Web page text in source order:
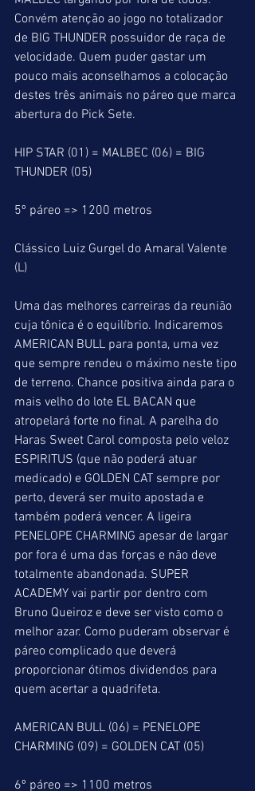
Convém atenção ao jogo no totalizador
de BIG THUNDER possuidor de raça de
velocidade. Quem puder gastar um
pouco mais aconselhamos a colocação
destes três animais no páreo que marca
abertura do Pick Sete.
HIP STAR (01) = MALBEC (06) = BIG
THUNDER (05)
5º páreo => 1200 metros
Clássico Luiz Gurgel do Amaral Valente
(L)
Uma das melhores carreiras da reunião
cuja tônica é o equilíbrio. Indicaremos
AMERICAN BULL para ponta, uma vez
que sempre rendeu o máximo neste tipo
de terreno. Chance positiva ainda para o
mais velho do lote EL BACAN que
atropelará forte no final. A parelha do
Haras Sweet Carol composta pelo veloz
ESPIRITUS (que não poderá atuar
medicado) e GOLDEN CAT sempre por
perto, deverá ser muito apostada e
também poderá vencer. A ligeira
PENELOPE CHARMING apesar de largar
por fora é uma das forças e não deve
totalmente abandonada. SUPER
ACADEMY vai partir por dentro com
Bruno Queiroz e deve ser visto como o
melhor azar. Como puderam observar é
páreo complicado que deverá
proporcionar ótimos dividendos para
quem acertar a quadrifeta.
AMERICAN BULL (06) = PENELOPE
CHARMING (09) = GOLDEN CAT (05)
6º páreo => 1100 metros